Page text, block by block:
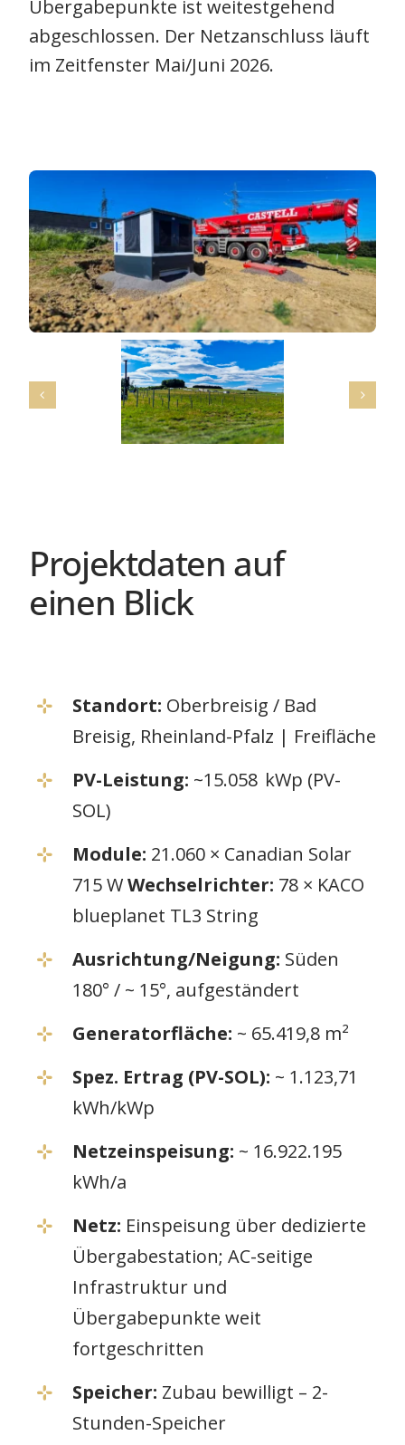
Übergabepunkte ist weitestgehend
abgeschlossen. Der Netzanschluss läuft
im Zeitfenster Mai/Juni 2026.
Projektdaten auf
einen Blick
Standort: Oberbreisig / Bad
Breisig, Rheinland-Pfalz | Freifläche
PV-Leistung: ~15.058 kWp (PV-
SOL)
Module: 21.060 × Canadian Solar
715 WWechselrichter: 78 × KACO
blueplanet TL3 String
Ausrichtung/Neigung: Süden
180° / ~ 15°, aufgeständert
Generatorfläche: ~ 65.419,8 m²
Spez. Ertrag (PV-SOL): ~ 1.123,71
kWh/kWp
Netzeinspeisung: ~ 16.922.195
kWh/a
Netz: Einspeisung über dedizierte
Übergabestation; AC-seitige
Infrastruktur und
Übergabepunkte weit
fortgeschritten
Speicher: Zubau bewilligt – 2-
Stunden-Speicher